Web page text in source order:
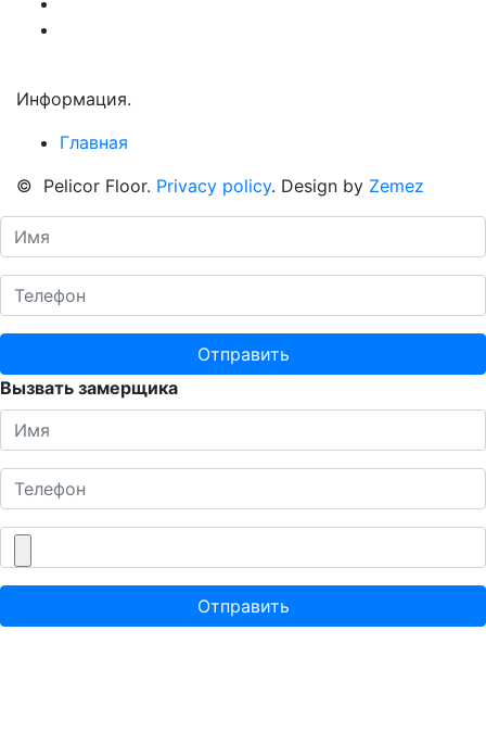
Информация.
Главная
© Pelicor Floor. Privacy policy. Design by Zemez
Отправить
Вызвать замерщика
Отправить